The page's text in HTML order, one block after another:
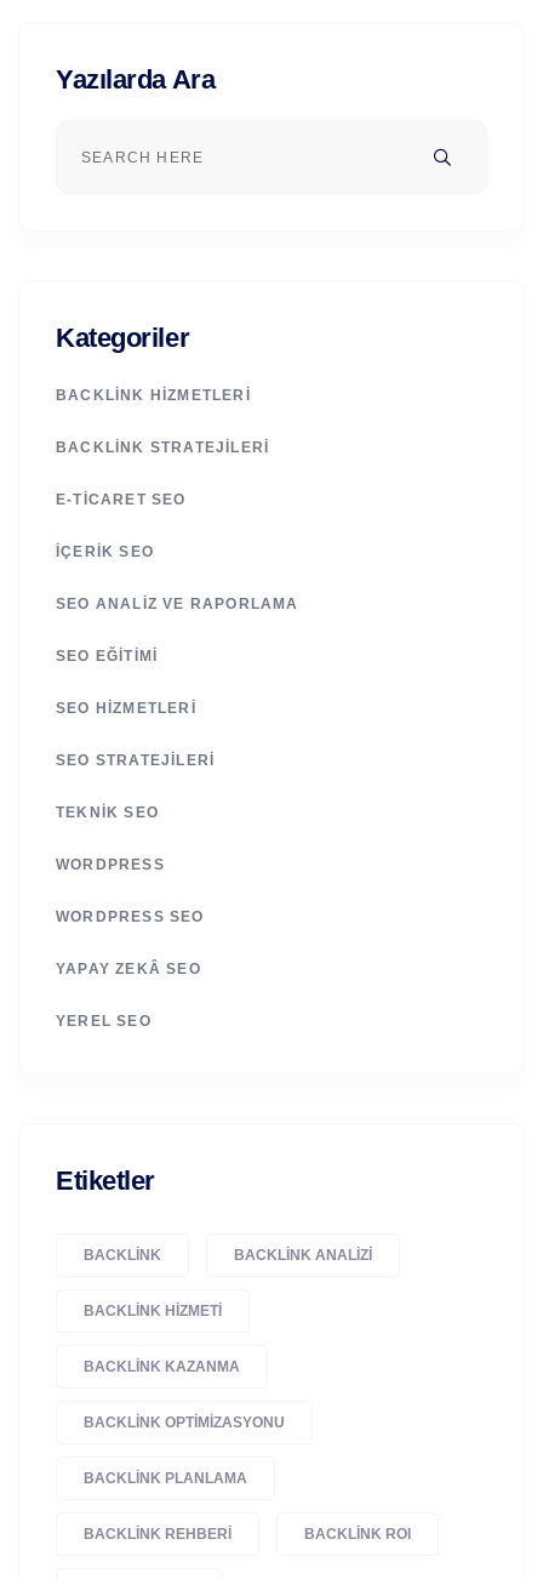
Yazılarda Ara
Kategoriler
BACKLINK HIZMETLERI
BACKLINK STRATEJILERI
E-TICARET SEO
İÇERIK SEO
SEO ANALIZ VE RAPORLAMA
SEO EĞITIMI
SEO HIZMETLERI
SEO STRATEJILERI
TEKNIK SEO
WORDPRESS
WORDPRESS SEO
YAPAY ZEKÂ SEO
YEREL SEO
Etiketler
BACKLINK BACKLINK ANALIZI
BACKLINK HIZMETI
BACKLINK KAZANMA
BACKLINK OPTIMIZASYONU
BACKLINK PLANLAMA
BACKLINK REHBERI BACKLINK ROI